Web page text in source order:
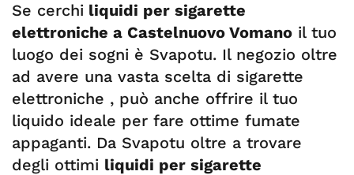
Se cerchi liquidi per sigarette
elettroniche a Castelnuovo Vomano il tuo
luogo dei sogni è Svapotu. Il negozio oltre
ad avere una vasta scelta di sigarette
elettroniche , può anche offrire il tuo
liquido ideale per fare ottime fumate
appaganti. Da Svapotu oltre a trovare
degli ottimi liquidi per sigarette